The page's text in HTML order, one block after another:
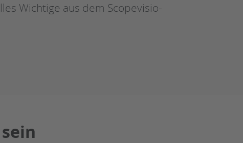
Wichtige aus dem Scopevisio-